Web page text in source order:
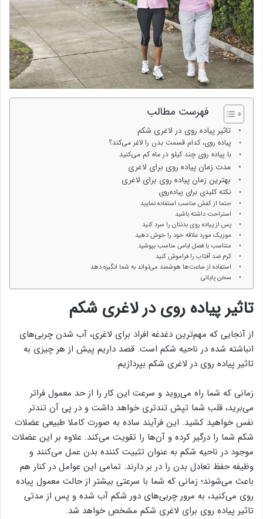
فهرست مطالب
تاثیر پیاده روی در لاغری شکم
پیاده روی، کدام قسمت بدن را لاغر می‌کند؟
با پیاده روی چند کیلو در ماه کم می‌کنید
مدت زمان پیاده روی برای لاغری
بهترین زمان پیاده روی برای لاغری
نکته کلیدی برای پیاده‌روی
حتما از کفش مناسب استفاده نمایید
استراحت داشته باشید
پس از پیاده روی بدنتان را سرد کنید
موزیک مورد علاقه خود را خوش دهید
متناسب با فصل لباس مناسب بپوشید
کرم ضد آفتاب را فراموش کنید
استفاده از ساعت‌ها هوشمند می‌تواند به شما انگیزه دهد
سخن پایانی
تاثیر پیاده روی در لاغری شکم
از آنجایی که مهم‌ترین دغدغه افراد برای لاغری، آب شدن چربی‌های
انباشته شده در ناحیه شکم است. قصد داریم پیش از هر چیزی به
تاثیر پیاده روی در لاغری شکم بپردازیم.
زمانی که شما راه می‌روید و سرعت این کار را از حد معمول فراتر
می‌برید، قلب شما تپش تند‌تری خواهد داشت و در پی آن تند‌تر
نفس خواهید کشید. این فرآیند ساده به صورت کاملا طبیعی عضلات
شکم شما را درگیر کرده و آن‌ها را تقویت می‌کند. علاوه بر این عضلات
موجود در ناحیه شکم به‌ عنوان تثبیت ‌کننده بدن عمل می‌کنند و
وظیفه حفظ تعادل بدن را در بر دارند. تمامی این عوامل در کنار هم
باعث می‌شوند؛ زمانی که شما با سرعتی بیشتر از حالت معمول پیاده
روی می‌کنید، به مرور چربی‌های دور شکم آب شده و پس از مدتی
تاثیر پیاده روی برای لاغری شکم مشخص خواهد شد.